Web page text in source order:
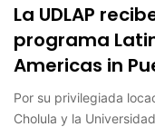
La UDLAP
programa
Americas in
Por su privilegiada
Cholula y la